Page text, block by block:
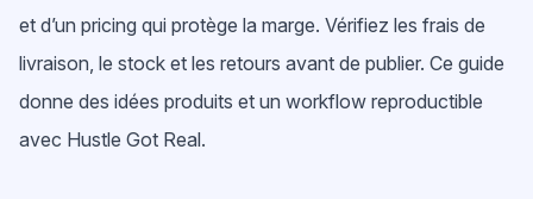
et d’un pricing qui protège la marge. Vérifiez les frais de
livraison, le stock et les retours avant de publier. Ce guide
donne des idées produits et un workflow reproductible
avec Hustle Got Real.